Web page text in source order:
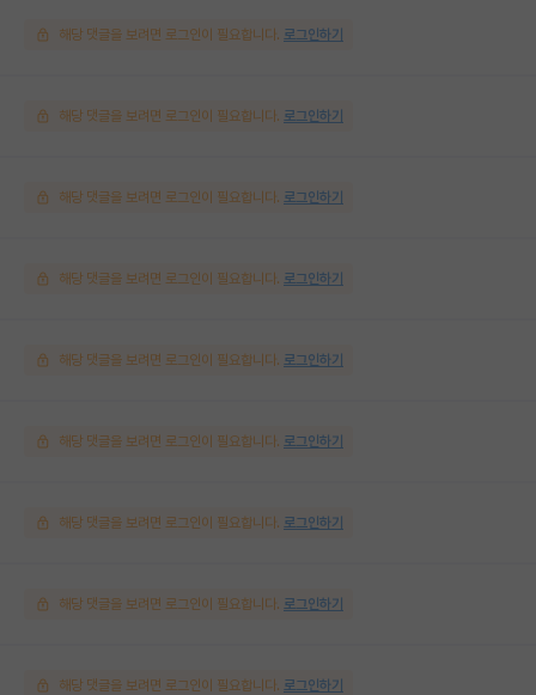
해당 댓글을 보려면 로그인이 필요합니다. 로그인하기
해당 댓글을 보려면 로그인이 필요합니다. 로그인하기
해당 댓글을 보려면 로그인이 필요합니다. 로그인하기
해당 댓글을 보려면 로그인이 필요합니다. 로그인하기
해당 댓글을 보려면 로그인이 필요합니다. 로그인하기
해당 댓글을 보려면 로그인이 필요합니다. 로그인하기
해당 댓글을 보려면 로그인이 필요합니다. 로그인하기
해당 댓글을 보려면 로그인이 필요합니다. 로그인하기
해당 댓글을 보려면 로그인이 필요합니다. 로그인하기